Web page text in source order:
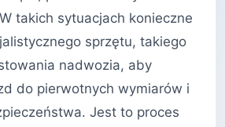
takich sytuacjach konieczne
sprzętu, takiego
nadwozia, aby
do pierwotnych wymiarów i
Jest to proces